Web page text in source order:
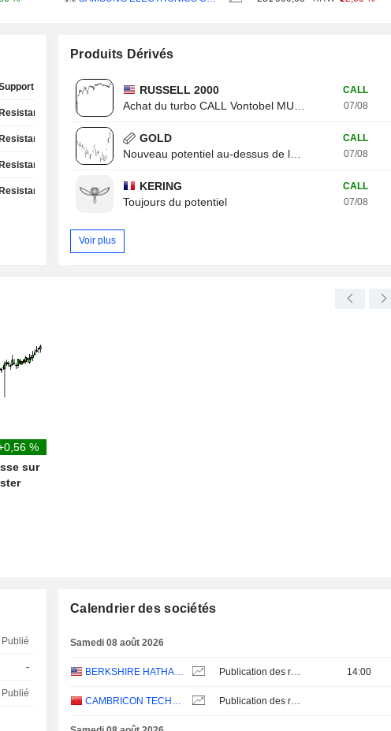
Test
Test
Test
Test
Test
Produits Dérivés
RUSSELL 2000
Achat du turbo CALL Vontobel MU13V
CALL
07/08
GOLD
Nouveau potentiel au-dessus de la résistance
CALL
07/08
KERING
Toujours du potentiel
CALL
07/08
Voir plus
%
sur
Publié
-
Publié
Calendrier des sociétés
Samedi 08 août 2026
BERKSHIRE HATHAWAY INC. Publication des résultats - Q2 2026 14:00
CAMBRICON TECHNOLOGIES CORPORATION LIMITED Publication des résultats - Q2 2026